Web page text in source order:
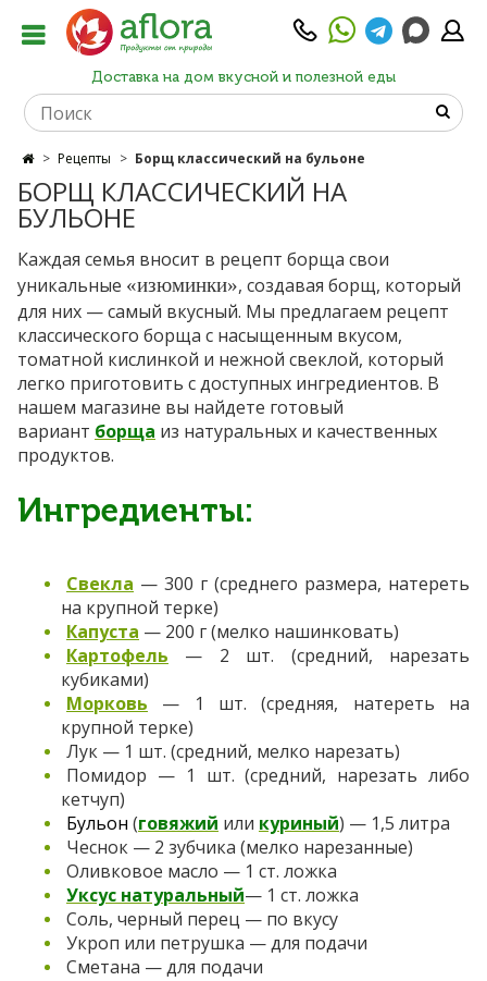
Доставка на дом вкусной и полезной еды
Рецепты Борщ классический на бульоне
БОРЩ КЛАССИЧЕСКИЙ НА
БУЛЬОНЕ
Каждая семья вносит в рецепт борща свои
уникальные «изюминки», создавая борщ, который
для них — самый вкусный. Мы предлагаем рецепт
классического борща с насыщенным вкусом,
томатной кислинкой и нежной свеклой, который
легко приготовить с доступных ингредиентов. В
нашем магазине вы найдете готовый
вариант борща из натуральных и качественных
продуктов.
Ингредиенты:
Свекла — 300 г (среднего размера, натереть
на крупной терке)
Капуста — 200 г (мелко нашинковать)
Картофель — 2 шт. (средний, нарезать
кубиками)
Морковь — 1 шт. (средняя, натереть на
крупной терке)
Лук — 1 шт. (средний, мелко нарезать)
Помидор — 1 шт. (средний, нарезать либо
кетчуп)
Бульон (говяжий или куриный) — 1,5 литра
Чеснок — 2 зубчика (мелко нарезанные)
Оливковое масло — 1 ст. ложка
Уксус натуральный— 1 ст. ложка
Соль, черный перец — по вкусу
Укроп или петрушка — для подачи
Сметана — для подачи